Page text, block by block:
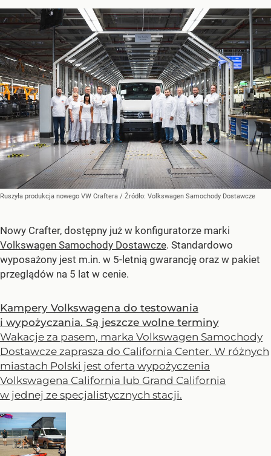
Ruszyła produkcja nowego VW Craftera / Źródło: Volkswagen Samochody Dostawcze
Nowy Crafter, dostępny już w konfiguratorze marki
Volkswagen Samochody Dostawcze. Standardowo
wyposażony jest m.in. w 5-letnią gwarancję oraz w pakiet
przeglądów na 5 lat w cenie.
Kampery Volkswagena do testowania
i wypożyczania. Są jeszcze wolne terminy
Wakacje za pasem, marka Volkswagen Samochody
Dostawcze zaprasza do California Center. W różnych
miastach Polski jest oferta wypożyczenia
Volkswagena California lub Grand California
w jednej ze specjalistycznych stacji.